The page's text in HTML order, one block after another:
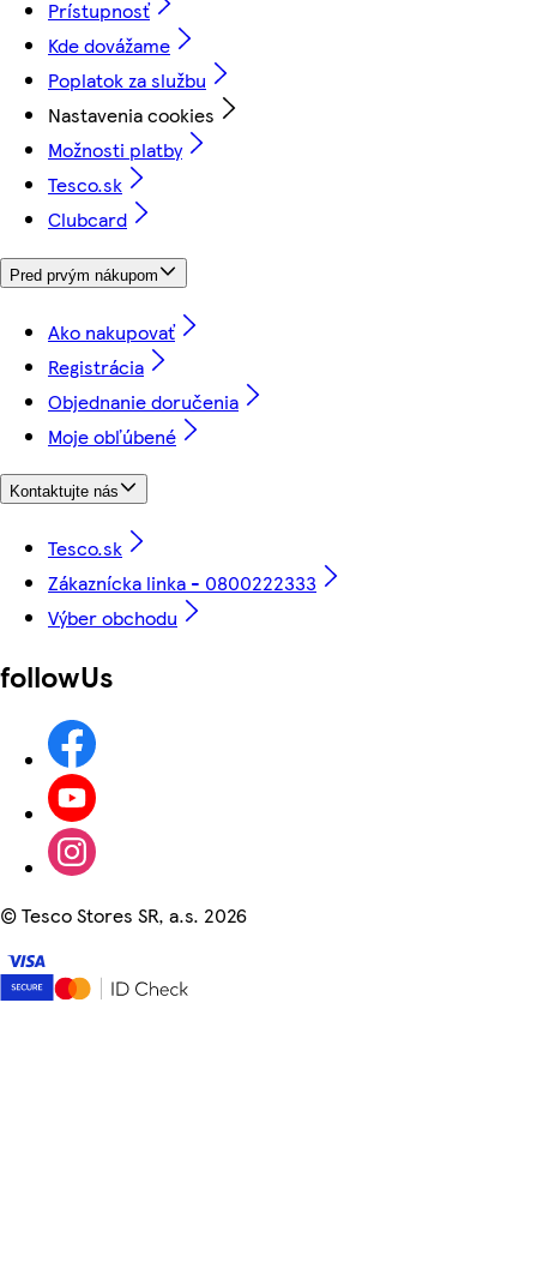
Prístupnosť
Kde dovážame
Poplatok za službu
Nastavenia cookies
Možnosti platby
Tesco.sk
Clubcard
Pred prvým nákupom
Ako nakupovať
Registrácia
Objednanie doručenia
Moje obľúbené
Kontaktujte nás
Tesco.sk
Zákaznícka linka - 0800222333
Výber obchodu
followUs
©Tesco Stores SR, a.s. 2026